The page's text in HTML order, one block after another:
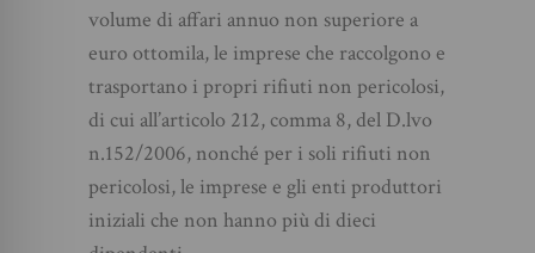
volume di affari annuo non superiore a
euro ottomila, le imprese che raccolgono e
trasportano i propri rifiuti non pericolosi,
di cui all’articolo 212, comma 8, del D.lvo
n.152/2006, nonché per i soli rifiuti non
pericolosi, le imprese e gli enti produttori
iniziali che non hanno più di dieci